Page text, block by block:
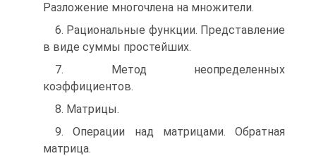
Разложение многочлена на множители.
6. Рациональные функции. Представление
в виде суммы простейших.
7. Метод неопределенных
коэффициентов.
8. Матрицы.
9. Операции над матрицами. Обратная
матрица.